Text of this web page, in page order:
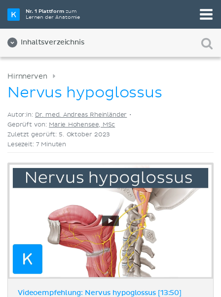
Nr. 1 Plattformzum
Lernen der Anatomie
Inhaltsverzeichnis
Wähle die beste Lernmethode für dich
Videos
Hirnnerven
Nervus hypoglossus
Autor:in: Dr. med. Andreas Rheinländer •
Geprüft von: Marie Hohensee, MSc
Zuletzt geprüft: 5. Oktober 2023
Lesezeit: 7 Minuten
Videoempfehlung: Nervus hypoglossus [13:50]